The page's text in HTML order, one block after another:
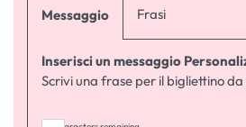
Messaggio Frasi
Inserisci un messaggio
Scrivi una frase per il bigliettino